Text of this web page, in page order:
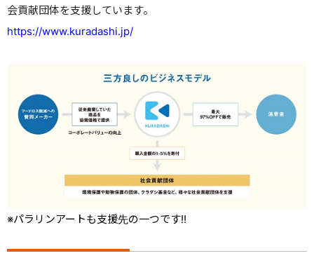
会貢献団体を支援しています。
https://www.kuradashi.jp/
※パラリンアートも支援先の一つです!!